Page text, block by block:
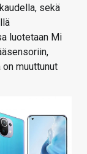
sekä
luotetaan Mi
muuttunut